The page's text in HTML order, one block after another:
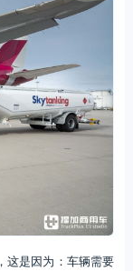
这是因为：车辆需要